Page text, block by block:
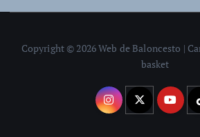
Copyright © 2026 Web de Baloncesto |
basket